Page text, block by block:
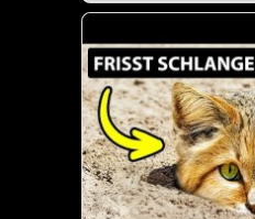
Einfach zuschauen